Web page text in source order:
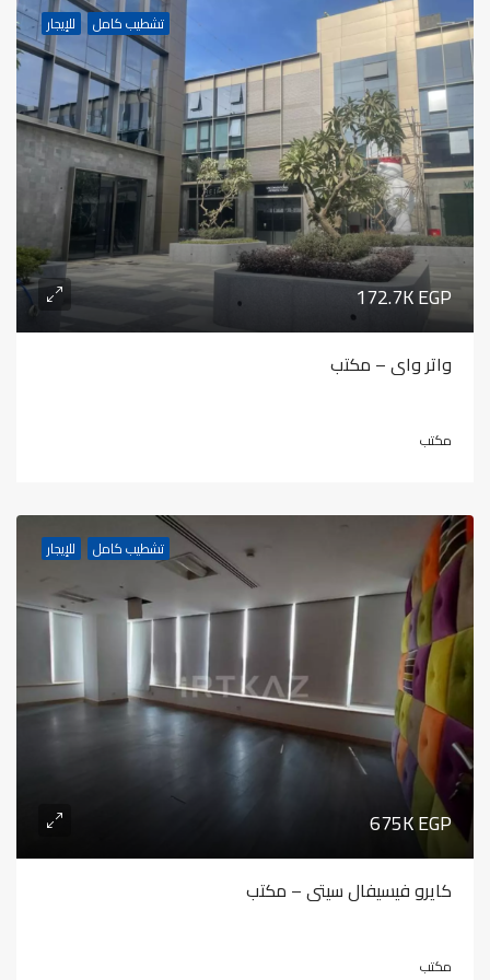
تشطيب كامل للإيجار
172.7K EGP
واتر واي – مكتب
مكتب
تشطيب كامل للإيجار
675K EGP
كايرو فيسيفال سيتى – مكتب
مكتب